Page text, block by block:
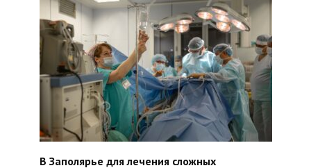
В Заполярье для лечения сложных